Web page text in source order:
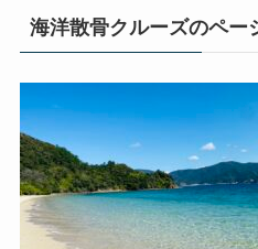
海洋散骨クルーズのペー